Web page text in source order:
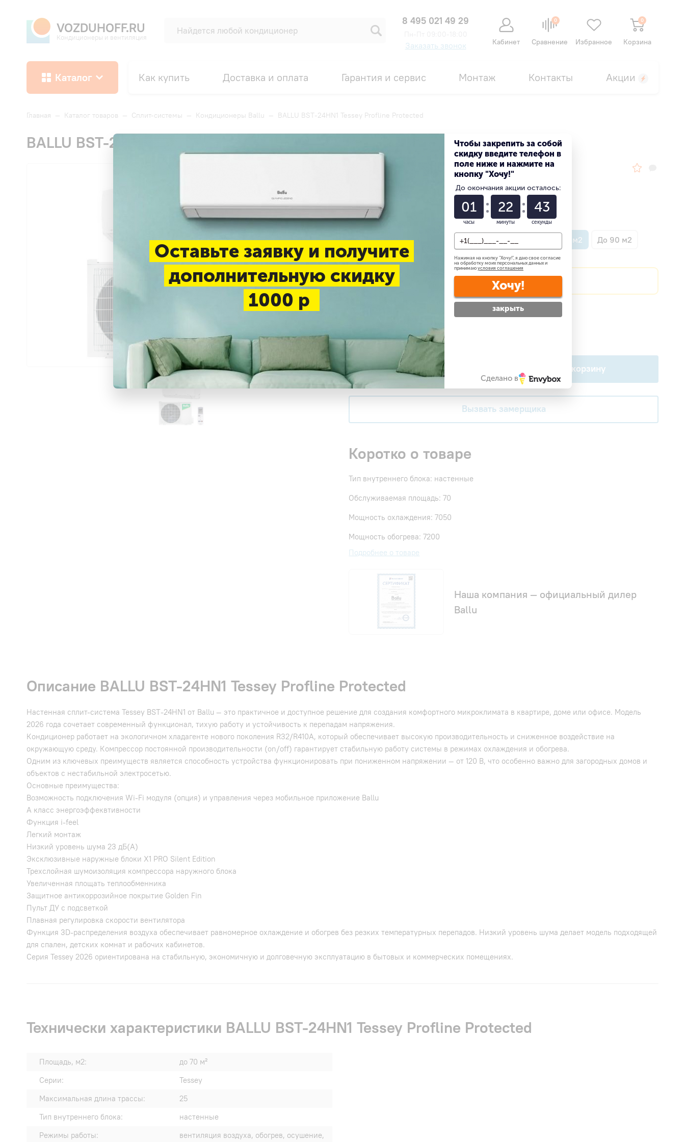
VOZDUHOFF.RU
Кондиционеры и вентиляция
8 495 021 49 29
Заказать звонок Кабинет
0
Сравнение Избранное
0
Корзина
Каталог Как купить Доставка и оплата Гарантия и сервис Монтаж Контакты Акции
Главная — Каталог товаров — Сплит-системы — Кондиционеры Ballu — BALLU BST-24HN1 Tessey Profline Protected
BALLU BST-24HN1 Tessey Profline Protected
В наличии на складе
До 22 м2 До 26 м2 До 35 м2 До 52 м2 До 70 м2 До 90 м2
Нашли дешевле? Сделаем скидку!
Самовывоз в будние дни —
Купить в 1 клик В корзину
Вызвать замерщика
Коротко о товаре
Тип внутреннего блока: настенные
Обслуживаемая площадь: 70
Мощность охлаждения: 7050
Мощность обогрева: 7200
Подробнее о товаре
Наша компания — официальный дилер
Ballu
Описание BALLU BST-24HN1 Tessey Profline Protected
Настенная сплит-система Tessey BST-24HN1 от Ballu — это практичное и доступное решение для создания комфортного микроклимата в квартире, доме или офисе. Модель
2026 года сочетает современный функционал, тихую работу и устойчивость к перепадам напряжения.
Кондиционер работает на экологичном хладагенте нового поколения R32/R410A, который обеспечивает высокую производительность и сниженное воздействие на
окружающую среду. Компрессор постоянной производительности (on/off) гарантирует стабильную работу системы в режимах охлаждения и обогрева.
Одним из ключевых преимуществ является способность устройства функционировать при пониженном напряжении — от 120 В, что особенно важно для загородных домов и
объектов с нестабильной электросетью.
Основные преимущества:
Возможность подключения Wi-Fi модуля (опция) и управления через мобильное приложение Ballu
А класс энергоэффеквтивности
Функция i-feel
Легкий монтаж
Низкий уровень шума 23 дБ(А)
Эксклюзивные наружные блоки X1 PRO Silent Edition
Трехслойная шумоизоляция компрессора наружного блока
Увеличенная площать теплообменника
Защитное антикоррозийное покрытие Golden Fin
Пульт ДУ с подсветкой
Плавная регулировка скорости вентилятора
Функция 3D-распределения воздуха обеспечивает равномерное охлаждение и обогрев без резких температурных перепадов. Низкий уровень шума делает модель подходящей
для спален, детских комнат и рабочих кабинетов.
Серия Tessey 2026 ориентирована на стабильную, экономичную и долговечную эксплуатацию в бытовых и коммерческих помещениях.
Технически характеристики BALLU BST-24HN1 Tessey Profline Protected
Площадь, м2:
до 70 м²
Серии:
Tessey
Максимальная длина трассы:
25
Тип внутреннего блока:
настенные
Режимы работы:
вентиляция воздуха, обогрев, осушение,
Оставьте заявку и получите
дополнительную скидку
1000 р
Чтобы закрепить за собой
скидку введите телефон в
поле ниже и нажмите на
кнопку "Хочу!"
До окончания акции осталось:
01
часы
22
минуты
42
секунды
Нажимая на кнопку "Хочу!", я даю свое согласие
на обработку моих персональных данных и
принимаю условия соглашения
Хочу!
закрыть
Сделано в